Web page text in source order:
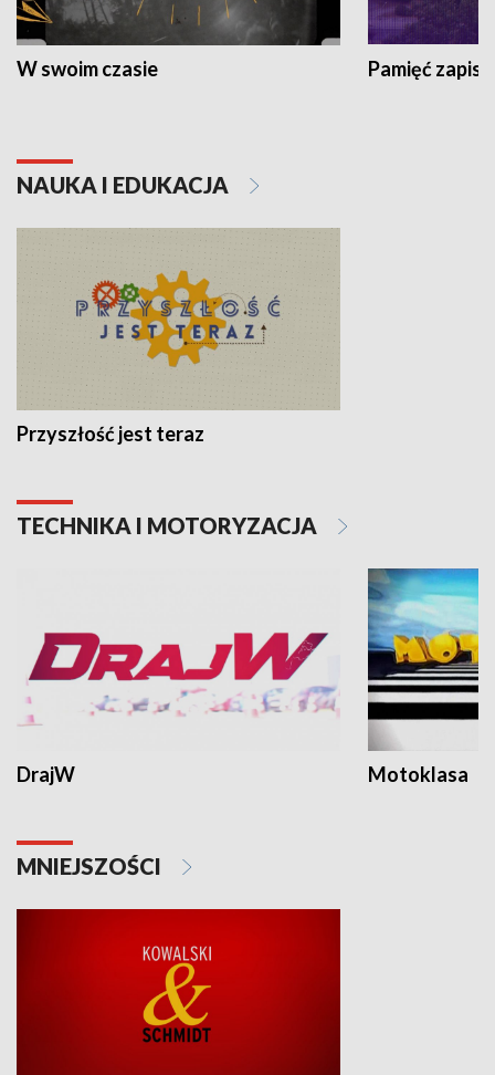
W swoim czasie Pamięć
NAUKA I EDUKACJA
Przyszłość jest teraz
TECHNIKA I MOTORYZACJA
DrajW Motoklasa
MNIEJSZOŚCI